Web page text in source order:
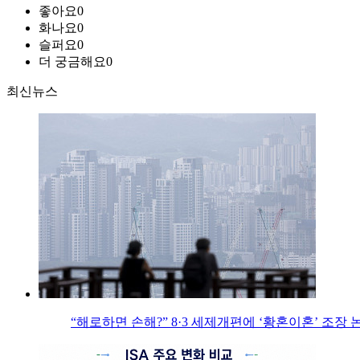
좋아요0
화나요0
슬퍼요0
더 궁금해요0
최신뉴스
“해로하면 손해?” 8·3 세제개편에 ‘황혼이혼’ 조장